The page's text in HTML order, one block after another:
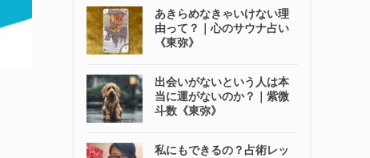
あきらめなきゃいけない理
由って？｜心のサウナ占い
《東弥》
出会いがないという人は本
当に運がないのか？｜紫微
斗数《東弥》
私にもできるの？占術レッ